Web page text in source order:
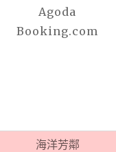
Agoda
Booking.com
海洋芳鄰